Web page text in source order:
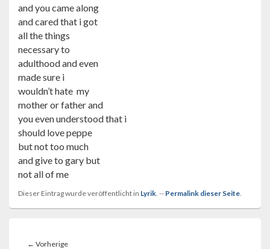
and you came along
and cared that i got
all the things
necessary to
adulthood and even
made sure i
wouldn’t hate my
mother or father and
you even understood that i
should love peppe
but not too much
and give to gary but
not all of me
Dieser Eintrag wurde veröffentlicht in Lyrik . -- Permalink dieser Seite
← VorherigeVorheriger